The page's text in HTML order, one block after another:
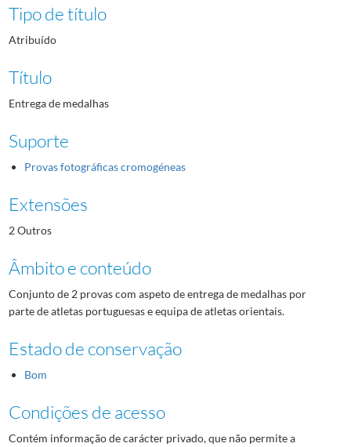
Tipo de título
Atribuído
Título
Entrega de medalhas
Suporte
Provas fotográficas cromogéneas
Extensões
2 Outros
Âmbito e conteúdo
Conjunto de 2 provas com aspeto de entrega de medalhas por
parte de atletas portuguesas e equipa de atletas orientais.
Estado de conservação
Bom
Condições de acesso
Contém informação de carácter privado, que não permite a